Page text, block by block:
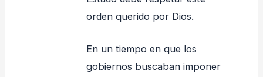
orden querido por Dios.
En un tiempo en que los
gobiernos buscaban imponer